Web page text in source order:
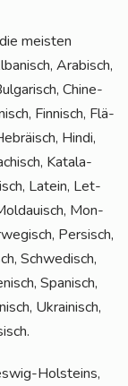
meis­ten
Ara­bisch,
Chi­ne­
Fin­nisch, Flä­
Hin­di,
Kata­la­
Latein, Let­
Mon­
Per­sisch,
Schwe­disch,
Spa­nisch,
Ukrai­nisch,
Hol­steins,